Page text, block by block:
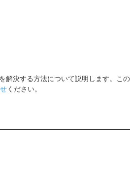
解決する方法について説明します。こ
ください。